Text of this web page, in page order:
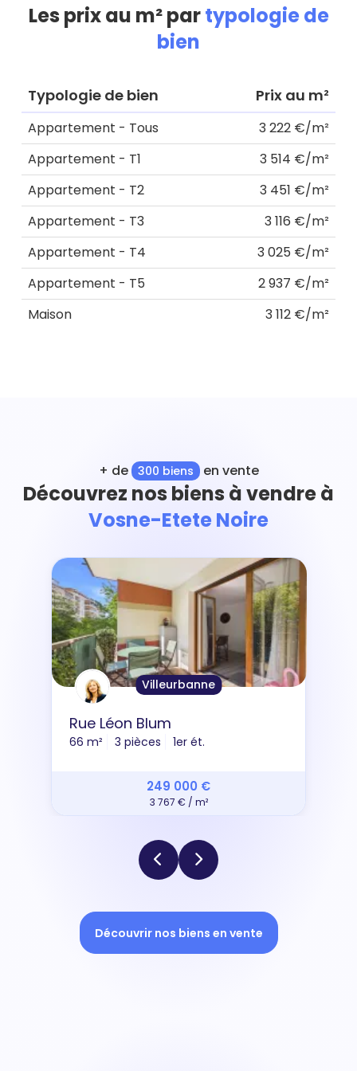
Les prix au m² partypologie de
bien
Typologie de bien Prix au m²
Appartement - Tous
3 222 €/m²
Appartement - T1
3 514 €/m²
Appartement - T2
3 451 €/m²
Appartement - T3
3 116 €/m²
Appartement - T4
3 025 €/m²
Appartement - T5
2 937 €/m²
Maison
3 112 €/m²
+ de 300 biens en vente
Découvrez nos biens à vendre à
Vosne-Etete Noire
Villeurbanne
Rue Léon Blum
66 m² 3 pièces 1er ét.
249 000 €
3 767 € / m²
Découvrir nos biens en vente